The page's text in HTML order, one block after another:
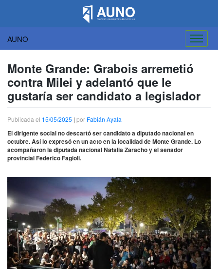
AUNO
contenido
Monte Grande: Grabois arremetió
contra Milei y adelantó que le
gustaría ser candidato a legislador
Publicada el 15/05/2025 | por Fabián Ayala
El dirigente social no descartó ser candidato a diputado nacional en
octubre. Así lo expresó en un acto en la localidad de Monte Grande. Lo
acompañaron la diputada nacional Natalia Zaracho y el senador
provincial Federico Fagioli.